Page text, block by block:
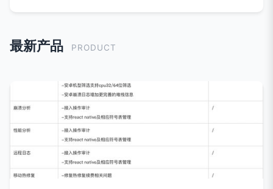
最新产品 PRODUCT